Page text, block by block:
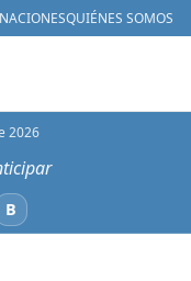
QUIÉNES SOMOS
2026
BBluesky